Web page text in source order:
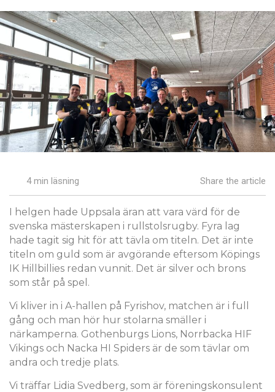
4 min läsning Share the article
I helgen hade Uppsala äran att vara värd för de
svenska mästerskapen i rullstolsrugby. Fyra lag
hade tagit sig hit för att tävla om titeln. Det är inte
titeln om guld som är avgörande eftersom Köpings
IK Hillbillies redan vunnit. Det är silver och brons
som står på spel.
Vi kliver in i A-hallen på Fyrishov, matchen är i full
gång och man hör hur stolarna smäller i
närkamperna. Gothenburgs Lions, Norrbacka HIF
Vikings och Nacka HI Spiders är de som tävlar om
andra och tredje plats.
Vi träffar Lidia Svedberg, som är föreningskonsulent